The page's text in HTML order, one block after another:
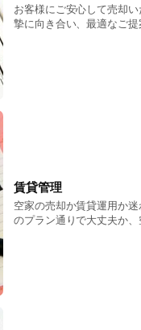
お客様にご安心して売却
摯に向き合い、最適なご提
賃貸管理
空家の売却か賃貸運用か
のプラン通りで大丈夫か